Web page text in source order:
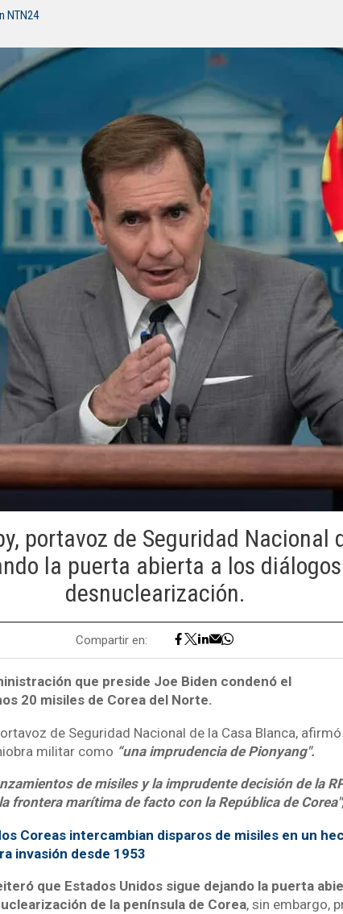
NTN24
portavoz de Seguridad Nacional
la puerta abierta a los
desnuclearización.
Compartir en:
que preside Joe Biden condenó el
20 misiles de Corea del Norte.
de Seguridad Nacional de la Casa Blanca,
militar como “una imprudencia de Pionyang".
de misiles y la imprudente decisión de la
frontera marítima de facto con la República de Corea"
Coreas intercambian disparos de misiles en un
invasión desde 1953
que Estados Unidos sigue dejando la puerta
de la península de Corea, sin embargo,